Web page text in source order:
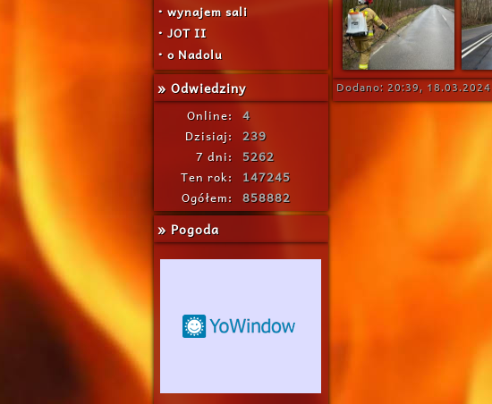
• wynajem sali
• JOT II
• o Nadolu
» Odwiedziny
Online: 4
Dzisiaj: 239
7 dni:
5262
Ten rok:
147245
Ogółem: 858882
» Pogoda
Dodano: 20:39, 18.03.2024